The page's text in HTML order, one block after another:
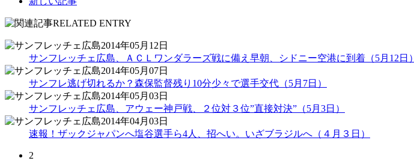
2014年05月12日
サンフレッチェ広島、ＡＣＬワンダラーズ戦に備え早朝、シドニー空港に到着（5月12日）
2014年05月07日
サンフレ逃げ切れるか？森保監督残り10分少々で選手交代（5月7日）
2014年05月03日
サンフレッチェ広島、アウェー神戸戦、２位対３位”直接対決”（5月3日）
2014年04月03日
速報！ザックジャパンへ塩谷選手ら4人、招へい。いざブラジルへ（４月３日）
2